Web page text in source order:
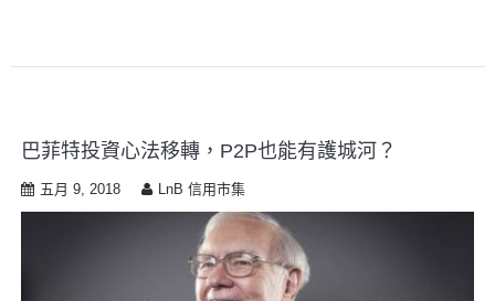
巴菲特投資心法移轉，P2P也能有護城河？
五月 9, 2018 LnB 信用市集